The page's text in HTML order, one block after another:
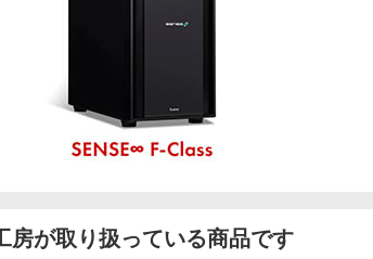
房が取り扱っている商品です